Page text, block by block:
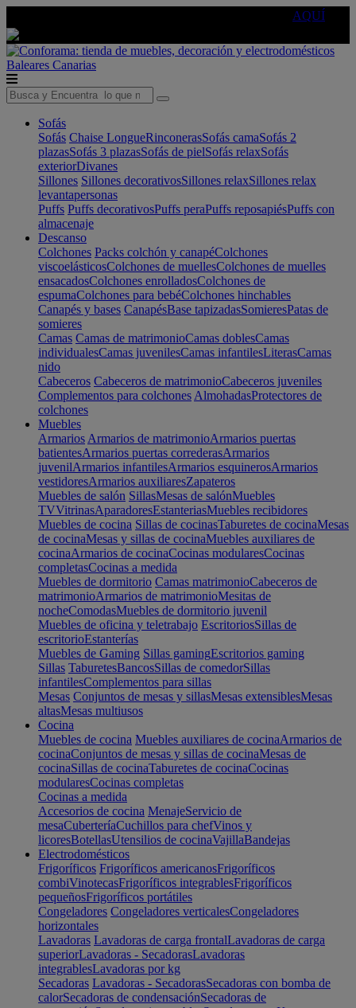
AQUÍ
Baleares Canarias
Sofás
Sofás Chaise LongueRinconerasSofás camaSofás 2
plazasSofás 3 plazasSofás de pielSofás relaxSofás
exteriorDivanes
Sillones Sillones decorativosSillones relaxSillones relax
levantapersonas
Puffs Puffs decorativosPuffs peraPuffs reposapiésPuffs con
almacenaje
Descanso
Colchones Packs colchón y canapéColchones
viscoelásticosColchones de muellesColchones de muelles
ensacadosColchones enrolladosColchones de
espumaColchones para bebéColchones hinchables
Canapés y bases CanapésBase tapizadasSomieresPatas de
somieres
Camas Camas de matrimonioCamas doblesCamas
individualesCamas juvenilesCamas infantilesLiterasCamas
nido
Cabeceros Cabeceros de matrimonioCabeceros juveniles
Complementos para colchones AlmohadasProtectores de
colchones
Muebles
Armarios Armarios de matrimonioArmarios puertas
batientesArmarios puertas correderasArmarios
juvenilArmarios infantilesArmarios esquinerosArmarios
vestidoresArmarios auxiliaresZapateros
Muebles de salón SillasMesas de salónMuebles
TVVitrinasAparadoresEstanteriasMuebles recibidores
Muebles de cocina Sillas de cocinasTaburetes de cocinaMesas
de cocinaMesas y sillas de cocinaMuebles auxiliares de
cocinaArmarios de cocinaCocinas modularesCocinas
completasCocinas a medida
Muebles de dormitorio Camas matrimonioCabeceros de
matrimonioArmarios de matrimonioMesitas de
nocheComodasMuebles de dormitorio juvenil
Muebles de oficina y teletrabajo EscritoriosSillas de
escritorioEstanterías
Muebles de Gaming Sillas gamingEscritorios gaming
Sillas TaburetesBancosSillas de comedorSillas
infantilesComplementos para sillas
Mesas Conjuntos de mesas y sillasMesas extensiblesMesas
altasMesas multiusos
Cocina
Muebles de cocina Muebles auxiliares de cocinaArmarios de
cocinaConjuntos de mesas y sillas de cocinaMesas de
cocinaSillas de cocinaTaburetes de cocinaCocinas
modularesCocinas completas
Cocinas a medida
Accesorios de cocina MenajeServicio de
mesaCuberteríaCuchillos para chefVinos y
licoresBotellasUtensilios de cocinaVajillaBandejas
Electrodomésticos
Frigoríficos Frigoríficos americanosFrigoríficos
combiVinotecasFrigoríficos integrablesFrigoríficos
pequeñosFrigoríficos portátiles
Congeladores Congeladores verticalesCongeladores
horizontales
Lavadoras Lavadoras de carga frontalLavadoras de carga
superiorLavadoras - SecadorasLavadoras
integrablesLavadoras por kg
Secadoras Lavadoras - SecadorasSecadoras con bomba de
calorSecadoras de condensaciónSecadoras de